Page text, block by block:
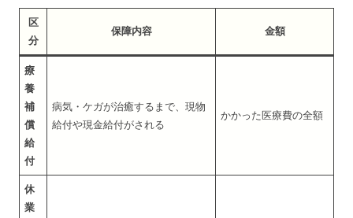
区
分
保障内容 金額
療
養
補
償
給
付
病気・ケガが治癒するまで、現物
給付や現金給付がされる
かかった医療費の全額
休
業